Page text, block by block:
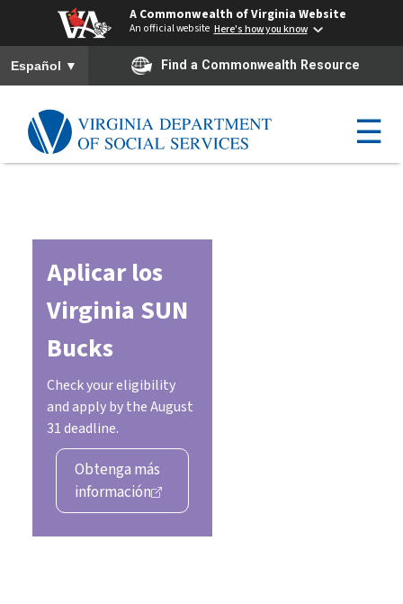
A Commonwealth of Virginia Website
An official website Here's how you know
To ensure accurate screen reader translation, please ensure you
Español ▼ Find a Commonwealth Resource
☰
Aplicar los
Virginia SUN
Bucks
Check your eligibility
and apply by the August
31 deadline.
Obtenga más
información